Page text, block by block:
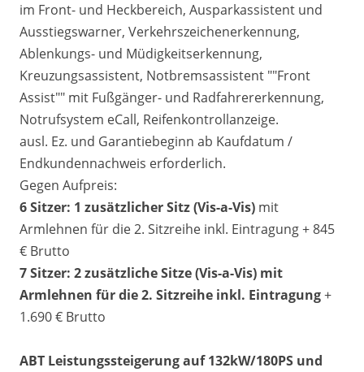
im Front- und Heckbereich, Ausparkassistent und
Ausstiegswarner, Verkehrszeichenerkennung,
Ablenkungs- und Müdigkeitserkennung,
Kreuzungsassistent, Notbremsassistent ""Front
Assist"" mit Fußgänger- und Radfahrererkennung,
Notrufsystem eCall, Reifenkontrollanzeige.
ausl. Ez. und Garantiebeginn ab Kaufdatum /
Endkundennachweis erforderlich.
Gegen Aufpreis:
6 Sitzer: 1 zusätzlicher Sitz (Vis-a-Vis) mit
Armlehnen für die 2. Sitzreihe inkl. Eintragung + 845
€ Brutto
7 Sitzer: 2 zusätzliche Sitze (Vis-a-Vis) mit
Armlehnen für die 2. Sitzreihe inkl. Eintragung+
1.690 € Brutto
ABT Leistungssteigerung auf 132kW/180PS und